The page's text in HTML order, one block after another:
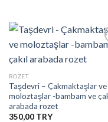
ROZET
Taşdevri – Çakmaktaşlar ve
moloztaşlar -bambam ve
arabada rozet
350,00